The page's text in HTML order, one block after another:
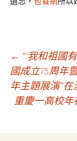
文
章
導
← “‘我和祖國
國成立75周年
年主題展演”在
重慶一高校